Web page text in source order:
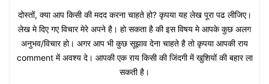
दोस्तों, क्या आप किसी की मदद करना चाहते हो? कृपया यह लेख पूरा पढ लीजिए।
लेख मे दिए गए विचार मेरे अपने है। हो सकता है की इस विषय मे आपके कुछ अलग
अनुभव/विचार हो। अगर आप भी कुछ सूझाव देना चाहते है तो कृपया आपकी राय
comment में अवश्य दे। आपकी एक राय किसी की जिंदगी में खुशियों की बहार ला
सकती है।